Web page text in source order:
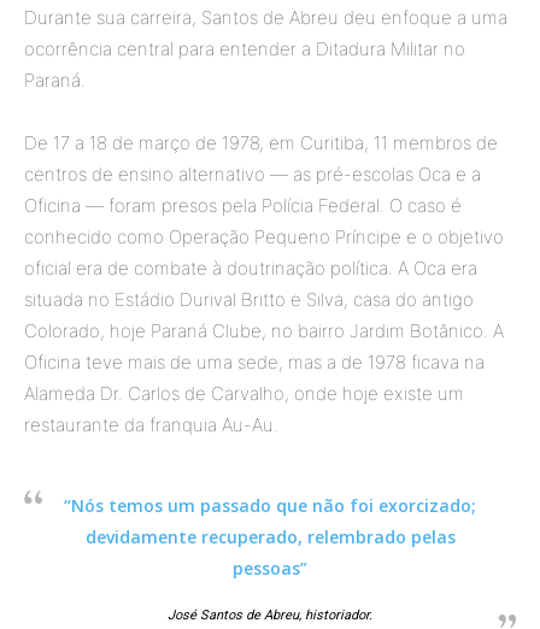
Durante sua carreira, Santos de Abreu deu enfoque a uma
ocorrência central para entender a Ditadura Militar no
Paraná.
De 17 a 18 de março de 1978, em Curitiba, 11 membros de
centros de ensino alternativo — as pré-escolas Oca e a
Oficina — foram presos pela Polícia Federal. O caso é
conhecido como Operação Pequeno Príncipe e o objetivo
oficial era de combate à doutrinação política. A Oca era
situada no Estádio Durival Britto e Silva, casa do antigo
Colorado, hoje Paraná Clube, no bairro Jardim Botânico. A
Oficina teve mais de uma sede, mas a de 1978 ficava na
Alameda Dr. Carlos de Carvalho, onde hoje existe um
restaurante da franquia Au-Au.
“Nós temos um passado que não foi exorcizado;
devidamente recuperado, relembrado pelas
pessoas”
José Santos de Abreu, historiador.